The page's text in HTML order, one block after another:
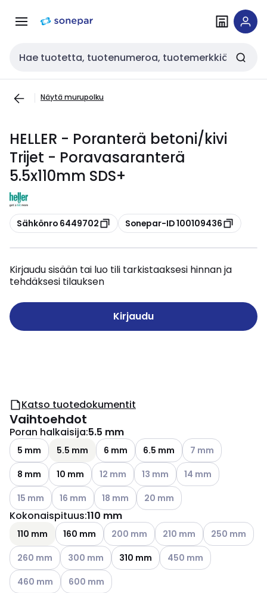
navigointiinsisältöön
Haku
Näytä murupolku
HELLER - Poranterä betoni/kivi
Trijet - Poravasaranterä
5.5x110mm SDS+
Kopioi
Sähkönro 6449702 Kopioi
Sonepar-ID 100109436
Kirjaudu sisään tai luo tili tarkistaaksesi hinnan ja
tehdäksesi tilauksen
Kirjaudu
Katso tuotedokumentit
Vaihtoehdot
Poran halkaisija:5.5 mm
5 mm 5.5 mm 6 mm 6.5 mm Katso
7 mm
8 mm
10 mm Katso käytettävissä olevat vaihtoehdot
12 mm Katso käytettävissä olevat
13 mm Katso käytettävissä
14 mm
Katso käytettävissä olevat vaihtoehdot
15 mm Katso käytettävissä olevat vaihtoehdot
16 mm Katso käytettävissä olevat vaihtoehdot
18 mm Katso käytettävissä olevat
20 mm
Kokonaispituus:110 mm
110 mm 160 mm Katso käytettävissä olevat vaihtoehdot
200 mm Katso käytettävissä
210 mm Katso
250 mm
Katso käytettävissä olevat vaihtoehdot
260 mm Katso käytettävissä olevat vaihtoehdot
300 mm 310 mm Katso käytettävissä
450 mm
Katso käytettävissä olevat vaihtoehdot
460 mm Katso käytettävissä olevat vaihtoehdot
600 mm